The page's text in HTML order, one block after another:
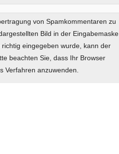
von Spamkommentaren zu
Bild in der Eingabemaske
eingegeben wurde, kann der
beachten Sie, dass Ihr Browser
Verfahren anzuwenden.